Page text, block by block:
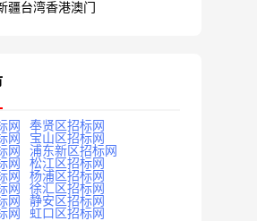
疆台湾香港澳门
网
奉贤区招标网
网
宝山区招标网
网
浦东新区招标网
网
松江区招标网
网
杨浦区招标网
网
徐汇区招标网
网
静安区招标网
网
虹口区招标网